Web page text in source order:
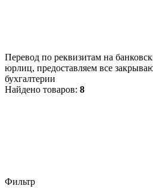
Перевод по реквизитам на
юрлиц, предоставляем все
бухгалтерии
Найдено товаров: 8
Фильтр